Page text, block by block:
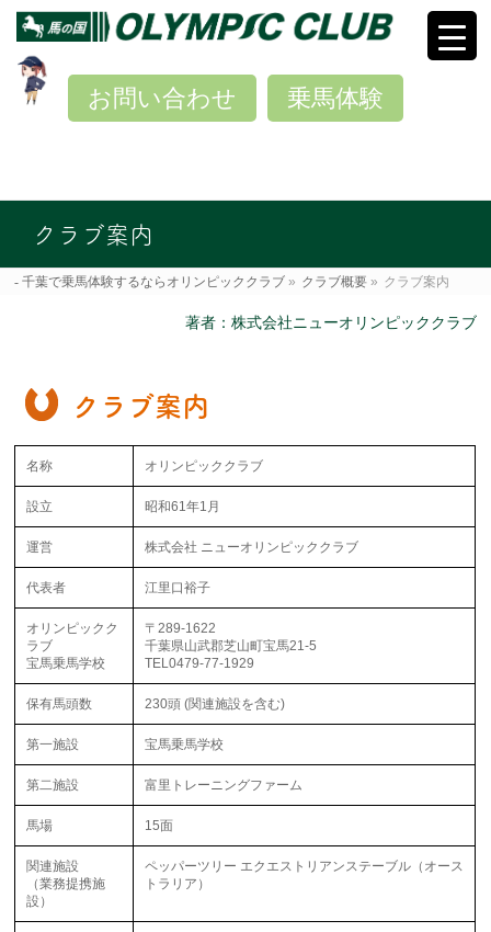
乗馬体験
お問い合わせ
クラブ案内
千葉で乗馬体験するならオリンピッククラブ » クラブ概要 » クラブ案内
著者：株式会社ニューオリンピッククラブ
クラブ案内
名称 オリンピッククラブ
設立 昭和61年1月
運営 株式会社 ニューオリンピッククラブ
代表者 江里口裕子
オリンピックク
ラブ
宝馬乗馬学校
〒289-1622
千葉県山武郡芝山町宝馬21-5
TEL0479-77-1929
保有馬頭数 230頭 (関連施設を含む)
第一施設 宝馬乗馬学校
第二施設 富里トレーニングファーム
馬場 15面
関連施設
（業務提携施
設）
ペッパーツリー エクエストリアンステーブル（オース
トラリア）